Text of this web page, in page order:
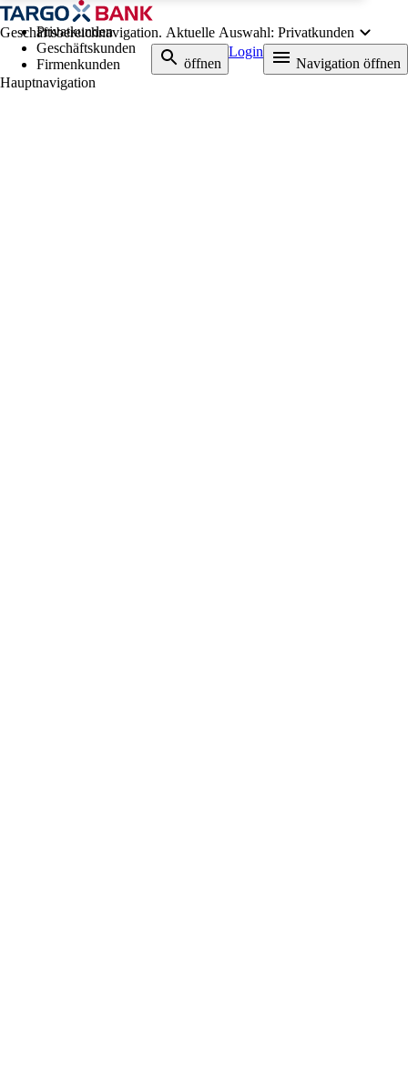
Geschäftsbereichnavigation. Aktuelle Auswahl: Privatkunden
Privatkunden
Geschäftskunden
Firmenkunden
öffnen
Login
Navigation öffnen
Hauptnavigation